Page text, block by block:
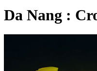
Da Nang :